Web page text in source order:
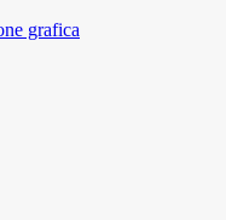
grafica